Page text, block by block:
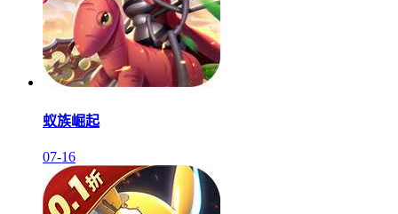
蚁族崛起
07-16